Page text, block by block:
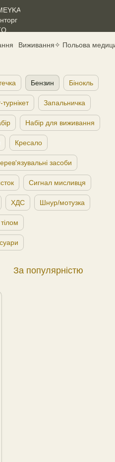
Виживання✧ Польова
Бензин Бінокль
турнікет Запальничка
Набір для виживання
Кресало
засоби
Сигнал мисливця
ХДС Шнур/мотузка
За популярністю